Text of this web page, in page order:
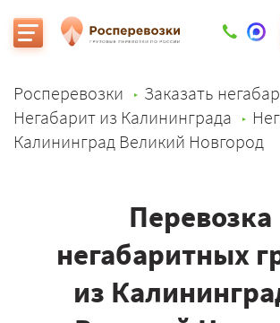
Росперевозки
Заказать
Негабарит из Калининграда
Калининград Великий Новгород
Перевозка
негабаритных
из